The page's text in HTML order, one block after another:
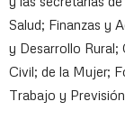
Salud; Finanzas y
y Desarrollo Rural;
Civil; de la Mujer;
Trabajo y Previsión